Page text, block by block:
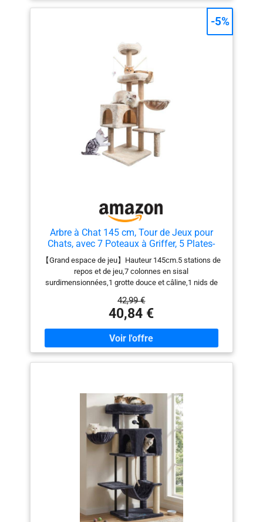
jeu sont standard, sa structure est simple, la clé est
chasse des chats. Les grelots ajoutent à leur plaisir et
il y a 2 pompons de rechange sans grelot [Facilité
d’escalade] La structure multi-niveaux et la plateforme
latérale facilitent l’escalade, même les chats âgés ou à
mobilité réduite peuvent monter et observer leur
environnement [Facile à nettoyer] Poils, saleté et
résidus de litière… pas de panique : un rouleau anti-
poils ou un aspirateur suffisent pour les éliminer
Arbre à Chat 145 cm, Tour de Jeux pour
Chats, avec 7 Poteaux à Griffer, 5 Plates-
Formes, 2 nids pour Chat Chaton, Beige
【Grand espace de jeu】Hauteur 145cm.5 stations de
repos et de jeu,7 colonnes en sisal
surdimensionnées,1 grotte douce et câline,1 nids de
suspendue。Une grotte confortable et des plateformes
d'observation constituent l'endroit idéal pour se reposer,
se détendre et jouer. 【7 Griffoirs pour chats en sisal
naturel】Ce griffoir aux colonnes épaisses entièrement
enveloppées de sisal offre à votre chat beaucoup
d'espace pour aiguiser ses griffes et garder ses ongles
chats】2 taquins suspendus pour ajouter un plaisir
supplémentaire à votre chat. Si vous le souhaitez, vous
pouvez les remplacer par les jouets interactifs préférés
de votre chat. 【Structure robuste et stable】Une
structure multiplateforme solide conçue
spécifiquement pour les chats, avec des poteaux en
sisal de 7 cm d'épaisseur et une base renforcée, rend
l'arbre à grimper pour chats plus stable et ne se
renverse toujours pas même lorsque plusieurs chats
jouent dessus. 【Parfait cadeau de Noël pour les
chats】Couvert de peluche douce respectueuse de la
peau. La peluche douce est le meilleur endroit pour
42,99 €
40,84 €
-5%